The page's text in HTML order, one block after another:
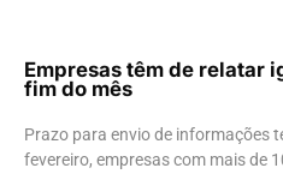
Empresas têm de relatar
fim do mês
Prazo para envio de informações
fevereiro, empresas com mais de